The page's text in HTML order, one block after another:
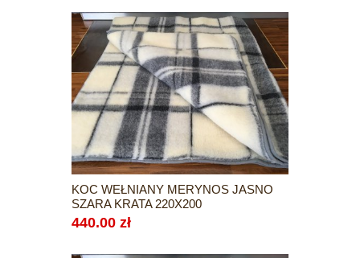
KOC WEŁNIANY MERYNOS JASNO
SZARA KRATA 220X200
440.00 zł